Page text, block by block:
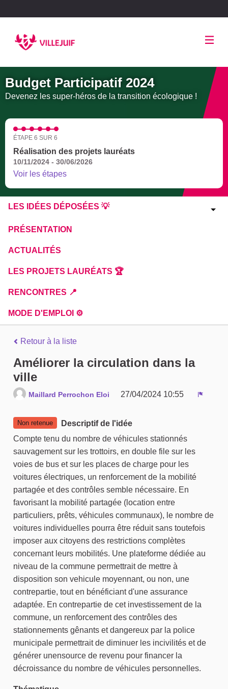
Budget Participatif 2024
Devenez les super-héros de la transition écologique !
ÉTAPE 6 SUR 6
Réalisation des projets lauréats
10/11/2024 - 30/06/2026
Voir les étapes
LES IDÉES DÉPOSÉES 💡
PRÉSENTATION
ACTUALITÉS
LES PROJETS LAURÉATS 🏆
RENCONTRES 📍
MODE D'EMPLOI ⚙️
Retour à la liste
Améliorer la circulation dans la
ville
Maillard Perrochon Eloi
27/04/2024 10:55
Non retenue
Descriptif de l'idée
Compte tenu du nombre de véhicules stationnés
sauvagement sur les trottoirs, en double file sur les
voies de bus et sur les places de charge pour les
voitures électriques, un renforcement de la mobilité
partagée et des contrôles semble nécessaire. En
favorisant la mobilité partagée (location entre
particuliers, prêts, véhicules communaux), le nombre de
voitures individuelles pourra être réduit sans toutefois
imposer aux citoyens des restrictions complètes
concernant leurs mobilités. Une plateforme dédiée au
niveau de la commune permettrait de mettre à
disposition son vehicule moyennant, ou non, une
contrepartie, tout en bénéficiant d'une assurance
adaptée. En contrepartie de cet investissement de la
commune, un renforcement des contrôles des
stationnements gênants et dangereux par la police
municipale permettrait de diminuer les incivilités et de
générer unensource de revenu pour financer la
décroissance du nombre de véhicules personnelles.